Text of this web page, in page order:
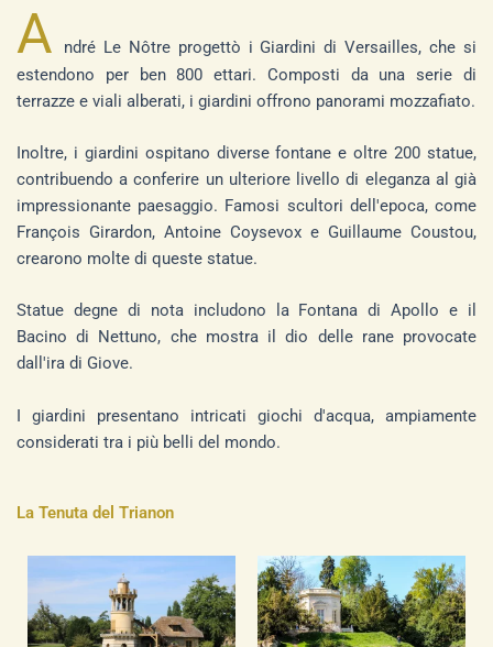
A
ndré Le Nôtre progettò i Giardini di Versailles, che si
estendono per ben 800 ettari. Composti da una serie di
terrazze e viali alberati, i giardini offrono panorami mozzafiato.
Inoltre, i giardini ospitano diverse fontane e oltre 200 statue,
contribuendo a conferire un ulteriore livello di eleganza al già
impressionante paesaggio. Famosi scultori dell'epoca, come
François Girardon, Antoine Coysevox e Guillaume Coustou,
crearono molte di queste statue.
Statue degne di nota includono la Fontana di Apollo e il
Bacino di Nettuno, che mostra il dio delle rane provocate
dall'ira di Giove.
I giardini presentano intricati giochi d'acqua, ampiamente
considerati tra i più belli del mondo.
La Tenuta del Trianon